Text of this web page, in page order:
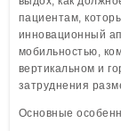
пациентам,
инновационный
мобильностью,
вертикальном и
затруднения
Основные